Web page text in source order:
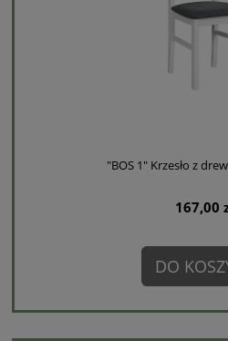
"BOS 1" Krzesło z
167,00
DO